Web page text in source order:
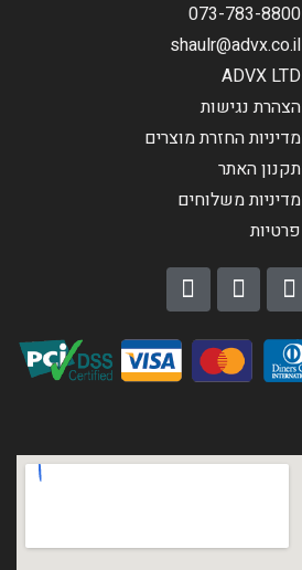
073-783-8800
shaulr@advx.co.il
ADVX LTD
הצהרת נגישות
מדיניות החזרת מוצרים
תקנון האתר
מדיניות משלוחים
פרטיות